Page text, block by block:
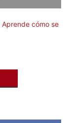
Aprende cómo se